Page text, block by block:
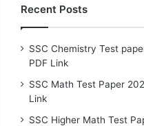
Recent Posts
SSC Chemistry Test
PDF Link
SSC Math Test Paper
Link
SSC Higher Math Test